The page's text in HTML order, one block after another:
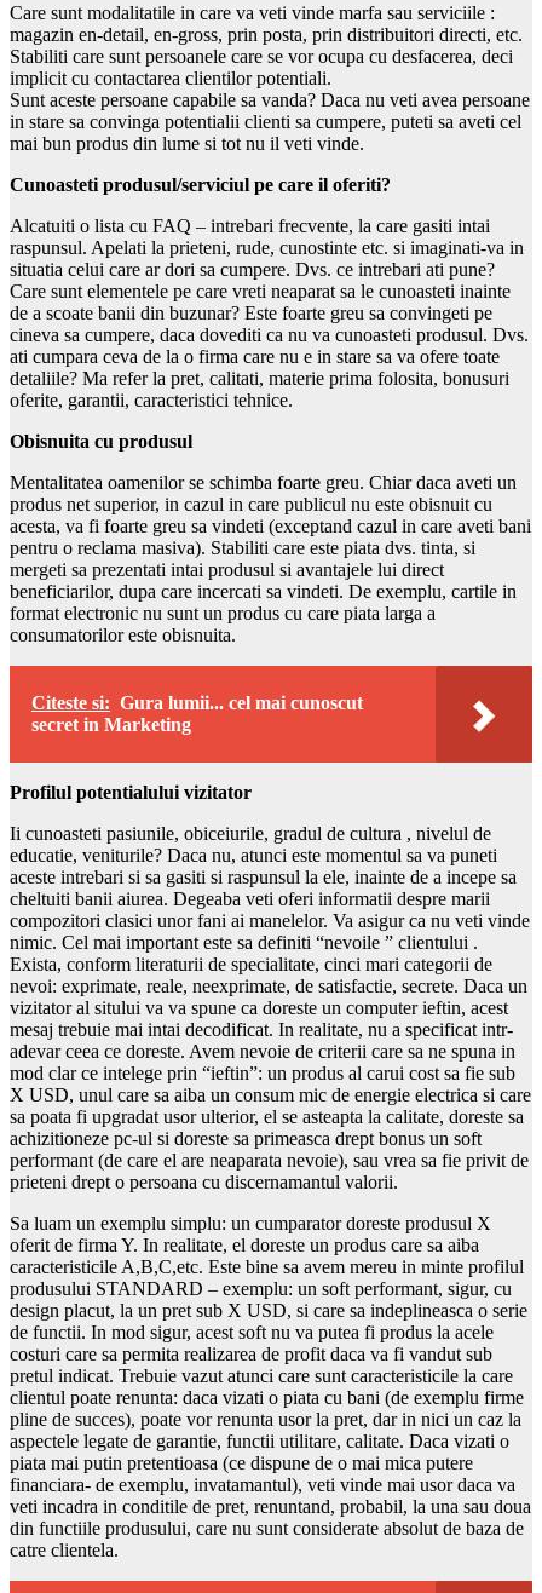
Care sunt modalitatile in care va veti vinde marfa sau serviciile :
magazin en-detail, en-gross, prin posta, prin distribuitori directi, etc.
Stabiliti care sunt persoanele care se vor ocupa cu desfacerea, deci
implicit cu contactarea clientilor potentiali.
Sunt aceste persoane capabile sa vanda? Daca nu veti avea persoane
in stare sa convinga potentialii clienti sa cumpere, puteti sa aveti cel
mai bun produs din lume si tot nu il veti vinde.
Cunoasteti produsul/serviciul pe care il oferiti?
Alcatuiti o lista cu FAQ – intrebari frecvente, la care gasiti intai
raspunsul. Apelati la prieteni, rude, cunostinte etc. si imaginati-va in
situatia celui care ar dori sa cumpere. Dvs. ce intrebari ati pune?
Care sunt elementele pe care vreti neaparat sa le cunoasteti inainte
de a scoate banii din buzunar? Este foarte greu sa convingeti pe
cineva sa cumpere, daca dovediti ca nu va cunoasteti produsul. Dvs.
ati cumpara ceva de la o firma care nu e in stare sa va ofere toate
detaliile? Ma refer la pret, calitati, materie prima folosita, bonusuri
oferite, garantii, caracteristici tehnice.
Obisnuita cu produsul
Mentalitatea oamenilor se schimba foarte greu. Chiar daca aveti un
produs net superior, in cazul in care publicul nu este obisnuit cu
acesta, va fi foarte greu sa vindeti (exceptand cazul in care aveti bani
pentru o reclama masiva). Stabiliti care este piata dvs. tinta, si
mergeti sa prezentati intai produsul si avantajele lui direct
beneficiarilor, dupa care incercati sa vindeti. De exemplu, cartile in
format electronic nu sunt un produs cu care piata larga a
consumatorilor este obisnuita.
Citeste si: Gura lumii... cel mai cunoscut
secret in Marketing
Profilul potentialului vizitator
Ii cunoasteti pasiunile, obiceiurile, gradul de cultura , nivelul de
educatie, veniturile? Daca nu, atunci este momentul sa va puneti
aceste intrebari si sa gasiti si raspunsul la ele, inainte de a incepe sa
cheltuiti banii aiurea. Degeaba veti oferi informatii despre marii
compozitori clasici unor fani ai manelelor. Va asigur ca nu veti vinde
nimic. Cel mai important este sa definiti “nevoile ” clientului .
Exista, conform literaturii de specialitate, cinci mari categorii de
nevoi: exprimate, reale, neexprimate, de satisfactie, secrete. Daca un
vizitator al sitului va va spune ca doreste un computer ieftin, acest
mesaj trebuie mai intai decodificat. In realitate, nu a specificat intr-
adevar ceea ce doreste. Avem nevoie de criterii care sa ne spuna in
mod clar ce intelege prin “ieftin”: un produs al carui cost sa fie sub
X USD, unul care sa aiba un consum mic de energie electrica si care
sa poata fi upgradat usor ulterior, el se asteapta la calitate, doreste sa
achizitioneze pc-ul si doreste sa primeasca drept bonus un soft
performant (de care el are neaparata nevoie), sau vrea sa fie privit de
prieteni drept o persoana cu discernamantul valorii.
Sa luam un exemplu simplu: un cumparator doreste produsul X
oferit de firma Y. In realitate, el doreste un produs care sa aiba
caracteristicile A,B,C,etc. Este bine sa avem mereu in minte profilul
produsului STANDARD – exemplu: un soft performant, sigur, cu
design placut, la un pret sub X USD, si care sa indeplineasca o serie
de functii. In mod sigur, acest soft nu va putea fi produs la acele
costuri care sa permita realizarea de profit daca va fi vandut sub
pretul indicat. Trebuie vazut atunci care sunt caracteristicile la care
clientul poate renunta: daca vizati o piata cu bani (de exemplu firme
pline de succes), poate vor renunta usor la pret, dar in nici un caz la
aspectele legate de garantie, functii utilitare, calitate. Daca vizati o
piata mai putin pretentioasa (ce dispune de o mai mica putere
financiara- de exemplu, invatamantul), veti vinde mai usor daca va
veti incadra in conditile de pret, renuntand, probabil, la una sau doua
din functiile produsului, care nu sunt considerate absolut de baza de
catre clientela.